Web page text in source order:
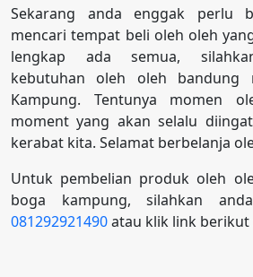
Sekarang anda enggak perlu
mencari tempat beli oleh oleh
lengkap ada semua,
kebutuhan oleh oleh
Kampung. Tentunya momen
moment yang akan selalu
kerabat kita. Selamat berbelanja
Untuk pembelian produk oleh
boga kampung, silahkan
081292921490atau klik link berikut